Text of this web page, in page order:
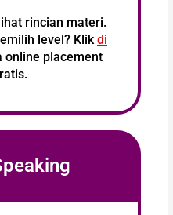
rincian materi.
level? Klikdi
online placement